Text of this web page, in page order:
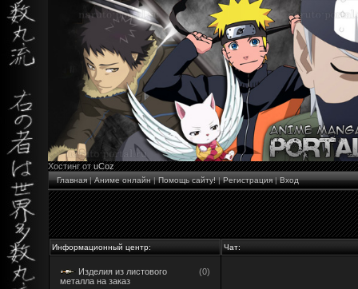
Хостинг отuCoz
Главная|Аниме онлайн|Помощь сайту!|Регистрация|Вход
Информационный центр: Чат:
Изделия из листового
металла на заказ
(0)